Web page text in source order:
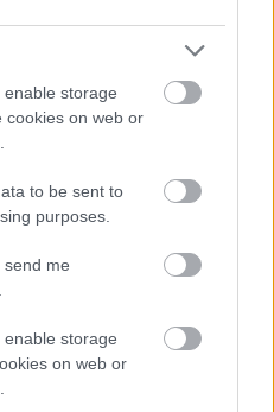
storage
cookies on web or
to be sent to
purposes.
send me
storage
on web or
is többször
elérhetőek az